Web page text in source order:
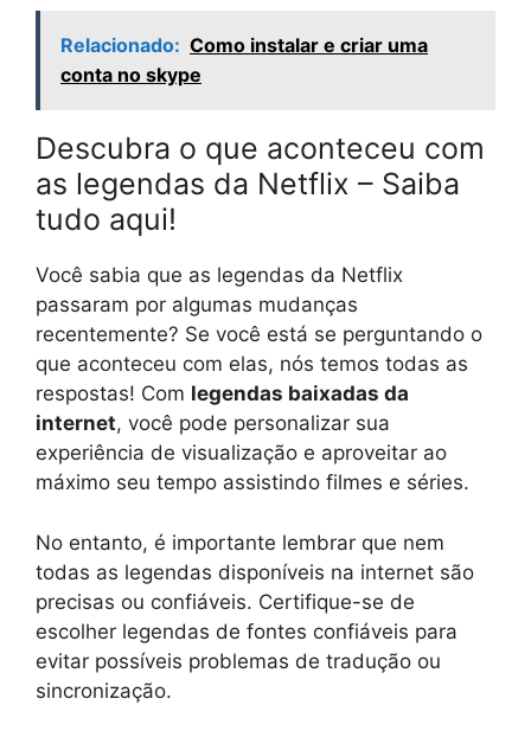
Relacionado: Como instalar e criar uma
conta no skype
Descubra o que aconteceu com
as legendas da Netflix – Saiba
tudo aqui!
Você sabia que as legendas da Netflix
passaram por algumas mudanças
recentemente? Se você está se perguntando o
que aconteceu com elas, nós temos todas as
respostas! Com legendas baixadas da
internet, você pode personalizar sua
experiência de visualização e aproveitar ao
máximo seu tempo assistindo filmes e séries.
No entanto, é importante lembrar que nem
todas as legendas disponíveis na internet são
precisas ou confiáveis. Certifique-se de
escolher legendas de fontes confiáveis para
evitar possíveis problemas de tradução ou
sincronização.